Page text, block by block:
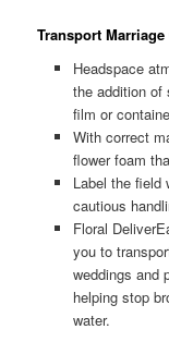
Transport
Headspace
the addition of
film or
With correct
flower foam
Label the field
cautious
Floral
you to
weddings and
helping stop
water.